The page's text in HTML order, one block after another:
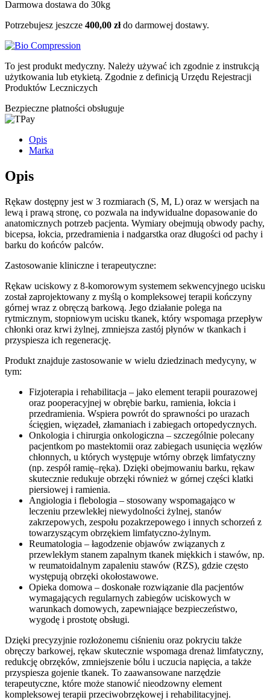
Darmowa dostawa do 30kg
Potrzebujesz jeszcze 400,00 złdo darmowej dostawy.
To jest produkt medyczny. Należy używać ich zgodnie z instrukcją
użytkowania lub etykietą. Zgodnie z definicją Urzędu Rejestracji
Produktów Leczniczych
Bezpieczne płatności obsługuje
Opis
Marka
Opis
Rękaw dostępny jest w 3 rozmiarach (S, M, L) oraz w wersjach na
lewą i prawą stronę, co pozwala na indywidualne dopasowanie do
anatomicznych potrzeb pacjenta. Wymiary obejmują obwody pachy,
bicepsa, łokcia, przedramienia i nadgarstka oraz długości od pachy i
barku do końców palców.
Zastosowanie kliniczne i terapeutyczne:
Rękaw uciskowy z 8-komorowym systemem sekwencyjnego ucisku
został zaprojektowany z myślą o kompleksowej terapii kończyny
górnej wraz z obręczą barkową. Jego działanie polega na
rytmicznym, stopniowym ucisku tkanek, który wspomaga przepływ
chłonki oraz krwi żylnej, zmniejsza zastój płynów w tkankach i
przyspiesza ich regenerację.
Produkt znajduje zastosowanie w wielu dziedzinach medycyny, w
tym:
Fizjoterapia i rehabilitacja – jako element terapii pourazowej
oraz pooperacyjnej w obrębie barku, ramienia, łokcia i
przedramienia. Wspiera powrót do sprawności po urazach
ścięgien, więzadeł, złamaniach i zabiegach ortopedycznych.
Onkologia i chirurgia onkologiczna – szczególnie polecany
pacjentkom po mastektomii oraz zabiegach usunięcia węzłów
chłonnych, u których występuje wtórny obrzęk limfatyczny
(np. zespół ramię–ręka). Dzięki obejmowaniu barku, rękaw
skutecznie redukuje obrzęki również w górnej części klatki
piersiowej i ramienia.
Angiologia i flebologia – stosowany wspomagająco w
leczeniu przewlekłej niewydolności żylnej, stanów
zakrzepowych, zespołu pozakrzepowego i innych schorzeń z
towarzyszącym obrzękiem limfatyczno-żylnym.
Reumatologia – łagodzenie objawów związanych z
przewlekłym stanem zapalnym tkanek miękkich i stawów, np.
w reumatoidalnym zapaleniu stawów (RZS), gdzie często
występują obrzęki okołostawowe.
Opieka domowa – doskonałe rozwiązanie dla pacjentów
wymagających regularnych zabiegów uciskowych w
warunkach domowych, zapewniające bezpieczeństwo,
wygodę i prostotę obsługi.
Dzięki precyzyjnie rozłożonemu ciśnieniu oraz pokryciu także
obręczy barkowej, rękaw skutecznie wspomaga drenaż limfatyczny,
redukcję obrzęków, zmniejszenie bólu i uczucia napięcia, a także
przyspiesza gojenie tkanek. To zaawansowane narzędzie
terapeutyczne, które może stanowić nieodzowny element
kompleksowej terapii przeciwobrzękowej i rehabilitacyjnej.